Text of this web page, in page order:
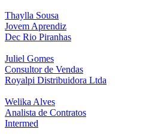
Thaylla Sousa
Jovem Aprendiz
Dec Rio Piranhas
Juliel Gomes
Consultor de Vendas
Royalpi Distribuidora Ltda
Welika Alves
Analista de Contratos
Intermed